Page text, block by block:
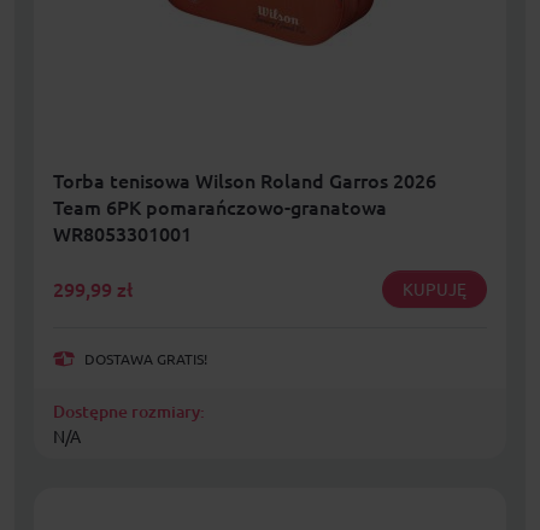
Torba tenisowa Wilson Roland Garros 2026
Team 6PK pomarańczowo-granatowa
WR8053301001
299,99 zł KUPUJĘ
DOSTAWA GRATIS!
Dostępne rozmiary:
N/A